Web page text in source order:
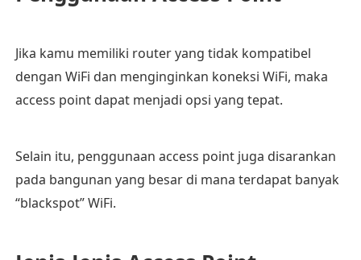
Jika kamu memiliki router yang tidak kompatibel
dengan WiFi dan menginginkan koneksi WiFi, maka
access point dapat menjadi opsi yang tepat.
Selain itu, penggunaan access point juga disarankan
pada bangunan yang besar di mana terdapat banyak
“blackspot” WiFi.